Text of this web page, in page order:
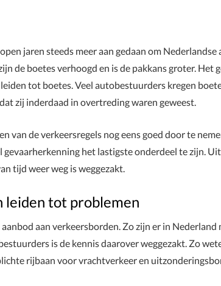
jaren steeds meer aan gedaan om
de boetes verhoogd en is de pakkans groter. Het
tot boetes. Veel autobestuurders kregen
zij inderdaad in overtreding waren geweest.
van de verkeersregels nog eens goed door te
het lastigste onderdeel te zijn.
tijd weer weg is weggezakt.
leiden tot problemen
aan verkeersborden. Zo zijn er in Nederland
is de kennis daarover weggezakt. Zo
rijbaan voor vrachtverkeer en